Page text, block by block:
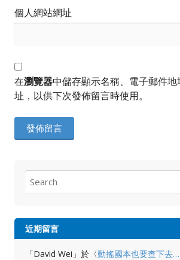
個人網站網址
在瀏覽器中儲存顯示名稱、電子郵件
址，以供下次發佈留言時使用。
for:
近期留言
「David Wei 」於〈動搖國本也要查下去…